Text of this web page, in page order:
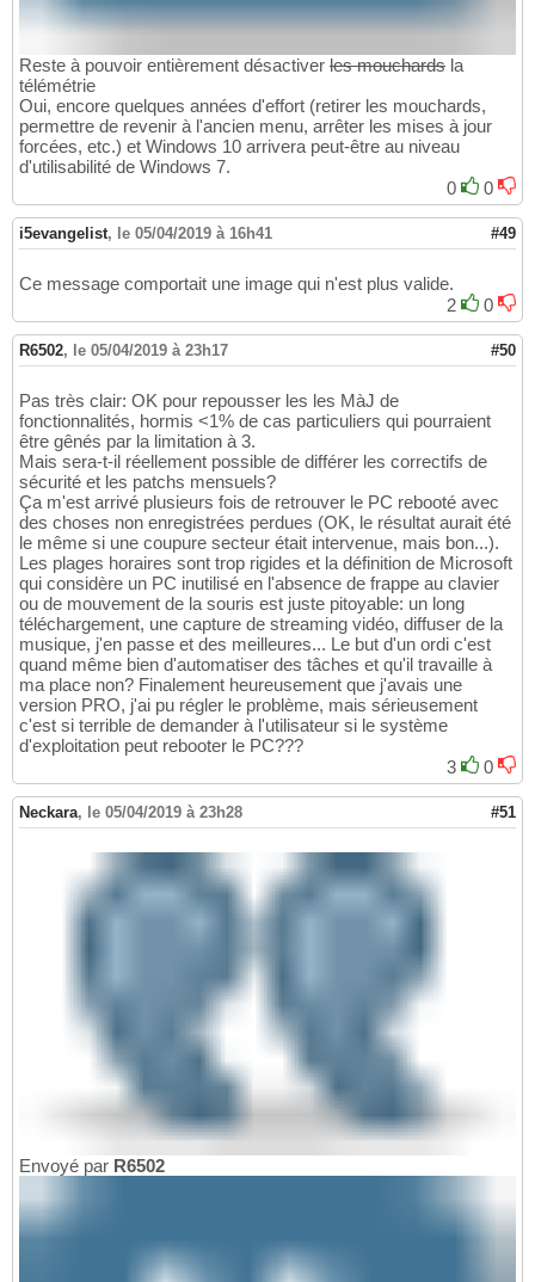
Reste à pouvoir entièrement désactiver les mouchards la
télémétrie
Oui, encore quelques années d'effort (retirer les mouchards,
permettre de revenir à l'ancien menu, arrêter les mises à jour
forcées, etc.) et Windows 10 arrivera peut-être au niveau
d'utilisabilité de Windows 7.
0
0
i5evangelist, le 05/04/2019 à 16h41 #49
Ce message comportait une image qui n'est plus valide.
2
0
R6502, le 05/04/2019 à 23h17 #50
Pas très clair: OK pour repousser les les MàJ de
fonctionnalités, hormis <1% de cas particuliers qui pourraient
être gênés par la limitation à 3.
Mais sera-t-il réellement possible de différer les correctifs de
sécurité et les patchs mensuels?
Ça m'est arrivé plusieurs fois de retrouver le PC rebooté avec
des choses non enregistrées perdues (OK, le résultat aurait été
le même si une coupure secteur était intervenue, mais bon...).
Les plages horaires sont trop rigides et la définition de Microsoft
qui considère un PC inutilisé en l'absence de frappe au clavier
ou de mouvement de la souris est juste pitoyable: un long
téléchargement, une capture de streaming vidéo, diffuser de la
musique, j'en passe et des meilleures... Le but d'un ordi c'est
quand même bien d'automatiser des tâches et qu'il travaille à
ma place non? Finalement heureusement que j'avais une
version PRO, j'ai pu régler le problème, mais sérieusement
c'est si terrible de demander à l'utilisateur si le système
d'exploitation peut rebooter le PC???
3
0
Neckara, le 05/04/2019 à 23h28 #51
Envoyé par R6502